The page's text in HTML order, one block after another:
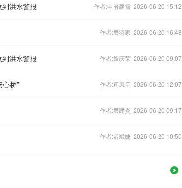
洪水警报 作者:申屠馨雪 2026-06-20 15:12
作者:窦羽家 2026-06-20 16:48
洪水警报 作者:聂庆荣 2026-06-20 09:07
桥” 作者:阎凤启 2026-06-20 12:07
作者:窦建炎 2026-06-20 09:17
作者:诸斌婕 2026-06-20 10:50